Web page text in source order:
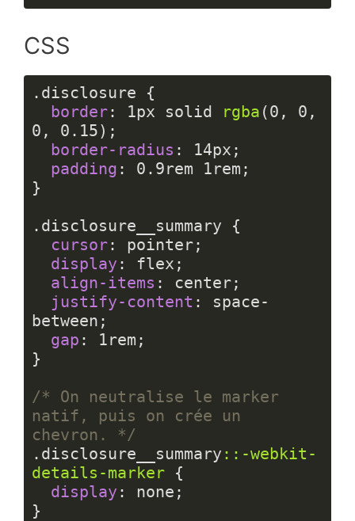
code :
HTML,
XML
xml)
CSS
.disclosure {
border: 1px solid rgba (0 , 0
0 , 0.15);
border-radius : 14px ;
padding : 0.9rem 1rem ;
}
.disclosure__summary {
cursor: pointer;
display : flex;
align-items : center;
justify-content : space-
between;
gap : 1rem ;
}
/* On neutralise le marker
natif, puis on crée un
chevron. */
.disclosure__summary ::-webkit-
details-marker {
display : none;
}